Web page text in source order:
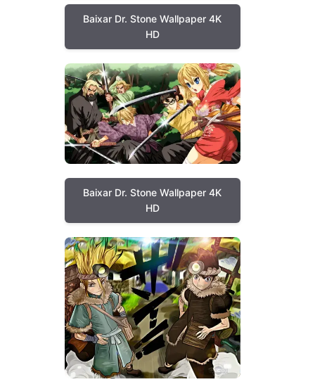
Baixar Dr. Stone Wallpaper 4K
HD
Baixar Dr. Stone Wallpaper 4K
HD